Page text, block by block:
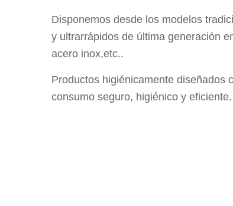
Disponemos desde los modelos
y ultrarrápidos de última generación
acero inox,etc..
Productos higiénicamente diseñados
consumo seguro, higiénico y eficiente.